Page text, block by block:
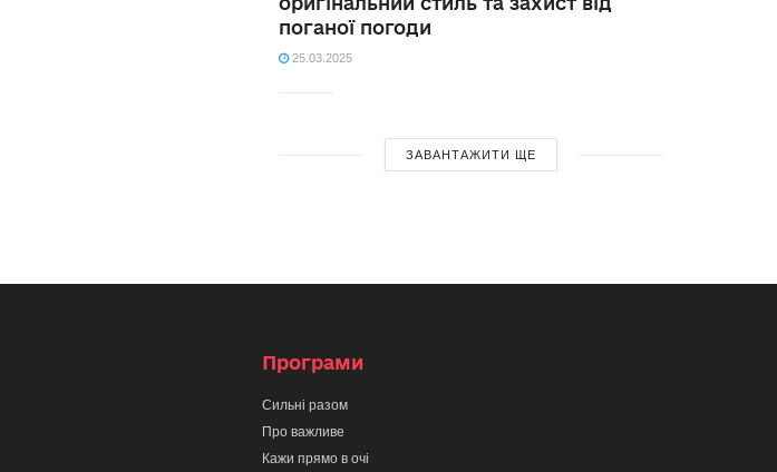
поганої погоди
25.03.2025
ЗАВАНТАЖИТИ ЩЕ
Програми
Сильні разом
Про важливе
Кажи прямо в очі